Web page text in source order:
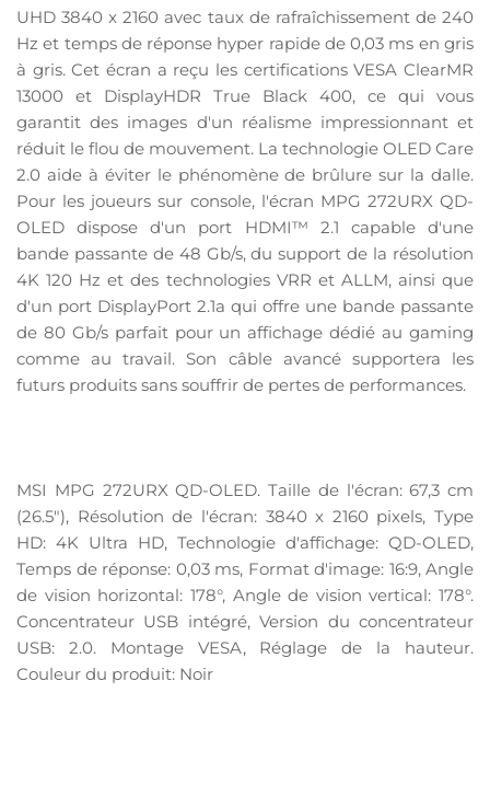
UHD 3840 x 2160 avec taux de rafraîchissement de 240
Hz et temps de réponse hyper rapide de 0,03 ms en gris
à gris. Cet écran a reçu les certifications VESA ClearMR
13000 et DisplayHDR True Black 400, ce qui vous
garantit des images d'un réalisme impressionnant et
réduit le flou de mouvement. La technologie OLED Care
2.0 aide à éviter le phénomène de brûlure sur la dalle.
Pour les joueurs sur console, l'écran MPG 272URX QD-
OLED dispose d'un port HDMI™ 2.1 capable d'une
bande passante de 48 Gb/s, du support de la résolution
4K 120 Hz et des technologies VRR et ALLM, ainsi que
d'un port DisplayPort 2.1a qui offre une bande passante
de 80 Gb/s parfait pour un affichage dédié au gaming
comme au travail. Son câble avancé supportera les
futurs produits sans souffrir de pertes de performances.
MSI MPG 272URX QD-OLED. Taille de l'écran: 67,3 cm
(26.5"), Résolution de l'écran: 3840 x 2160 pixels, Type
HD: 4K Ultra HD, Technologie d'affichage: QD-OLED,
Temps de réponse: 0,03 ms, Format d'image: 16:9, Angle
de vision horizontal: 178°, Angle de vision vertical: 178°.
Concentrateur USB intégré, Version du concentrateur
USB: 2.0. Montage VESA, Réglage de la hauteur.
Couleur du produit: Noir